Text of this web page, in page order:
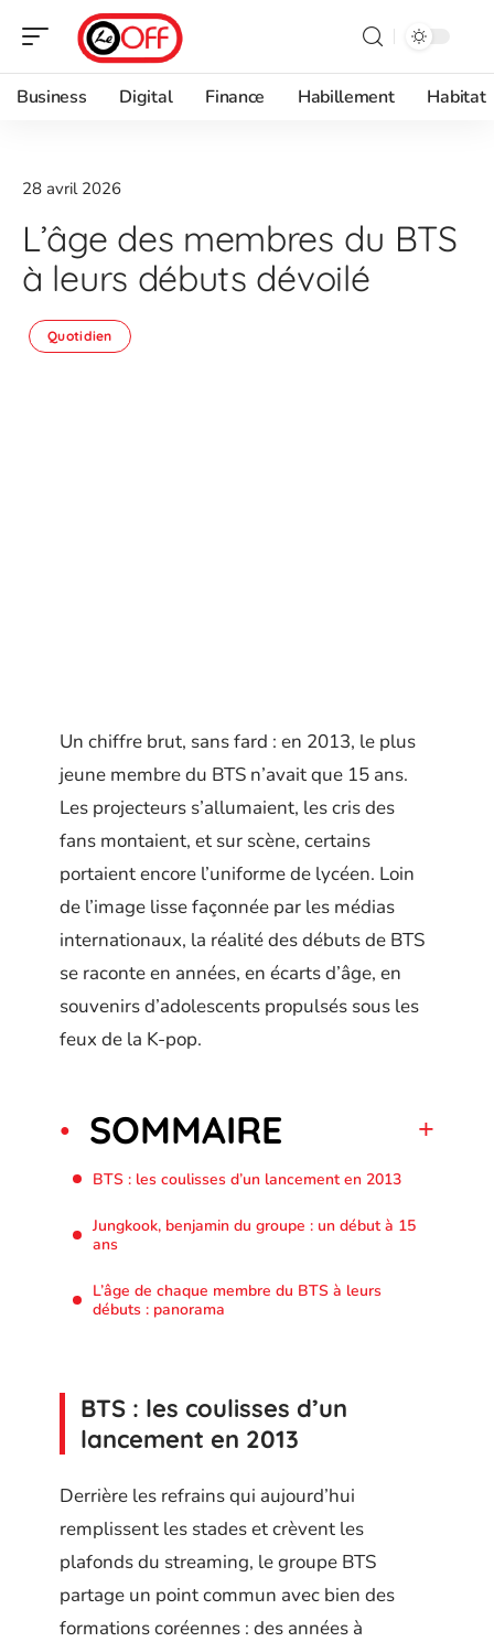
Business Digital Finance Habillement Habitat
28 avril 2026
L’âge des membres du BTS
à leurs débuts dévoilé
Quotidien
Un chiffre brut, sans fard : en 2013, le plus
jeune membre du BTS n’avait que 15 ans.
Les projecteurs s’allumaient, les cris des
fans montaient, et sur scène, certains
portaient encore l’uniforme de lycéen. Loin
de l’image lisse façonnée par les médias
internationaux, la réalité des débuts de BTS
se raconte en années, en écarts d’âge, en
souvenirs d’adolescents propulsés sous les
feux de la K-pop.
SOMMAIRE
BTS : les coulisses d’un lancement en 2013
Jungkook, benjamin du groupe : un début à 15
ans
L’âge de chaque membre du BTS à leurs
débuts : panorama
BTS : les coulisses d’un
lancement en 2013
Derrière les refrains qui aujourd’hui
remplissent les stades et crèvent les
plafonds du streaming, le groupe BTS
partage un point commun avec bien des
formations coréennes : des années à